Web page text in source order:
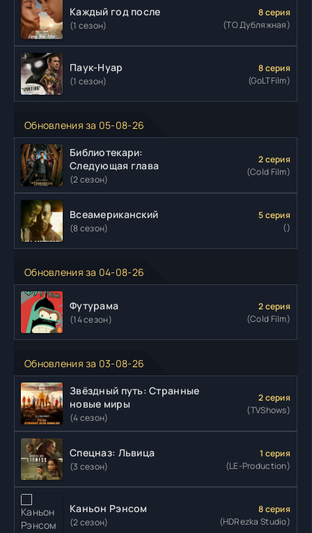
Каждый год после
(1 сезон)
8 серия
(ТО Дубляжная)
Паук-Нуар
(1 сезон)
8 серия
(GoLTFilm)
Обновления за 05-08-26
Библиотекари:
Следующая глава
(2 сезон)
2 серия
(Cold Film)
Всеамериканский
(8 сезон)
5 серия
()
Обновления за 04-08-26
Футурама
(14 сезон)
2 серия
(Cold Film)
Обновления за 03-08-26
Звёздный путь: Странные
новые миры
(4 сезон)
2 серия
(TVShows)
Спецназ: Львица
(3 сезон)
1 серия
(LE-Production)
Каньон Рэнсом
(2 сезон)
8 серия
(HDRezka Studio)